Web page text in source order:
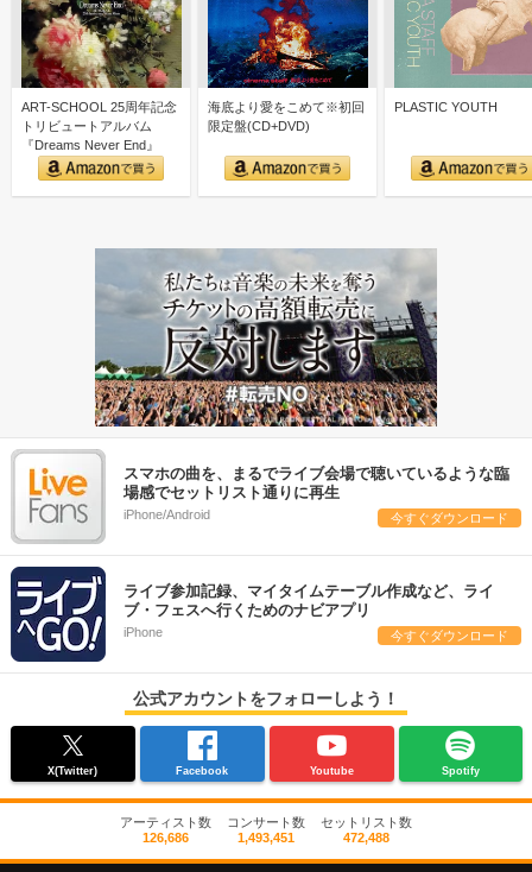
ART-SCHOOL 25周年記念
トリビュートアルバム
『Dreams Never End』
海底より愛をこめて※初回
限定盤(CD+DVD)
PLASTIC YOUTH
スマホの曲を、まるでライブ会場で聴いているような臨
場感でセットリスト通りに再生
iPhone/Android 今すぐダウンロード
ライブ参加記録、マイタイムテーブル作成など、ライ
ブ・フェスへ行くためのナビアプリ
iPhone 今すぐダウンロード
公式アカウントをフォローしよう！
X(Twitter) Facebook Youtube Spotify
アーティスト数
126,686
コンサート数
1,493,451
セットリスト数
472,488